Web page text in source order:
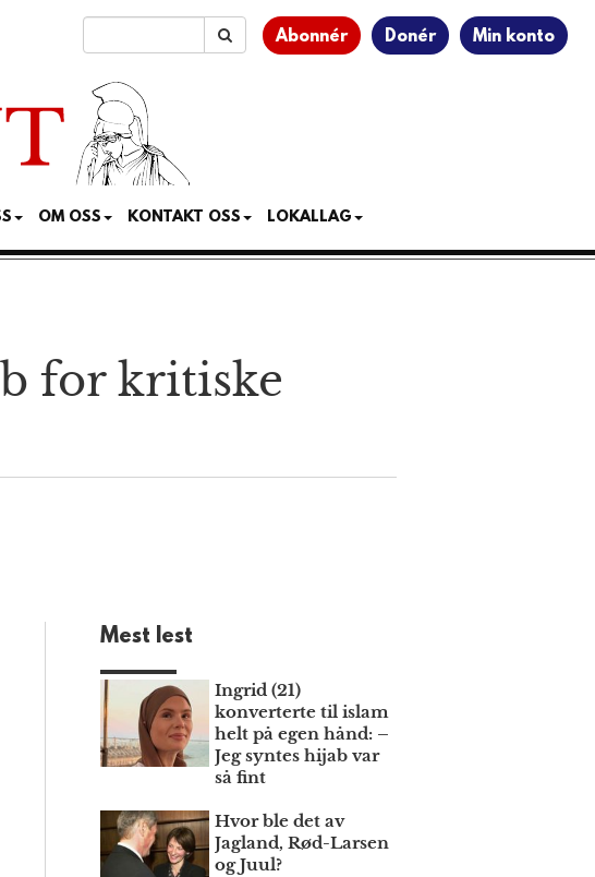
Abonnér Donér Min konto
OM OSS KONTAKT OSS LOKALLAG
for kritiske
Mest lest
Ingrid (21)
konverterte til islam
helt på egen hånd: –
Jeg syntes hijab var
så fint
Hvor ble det av
Jagland, Rød-Larsen
og Juul?